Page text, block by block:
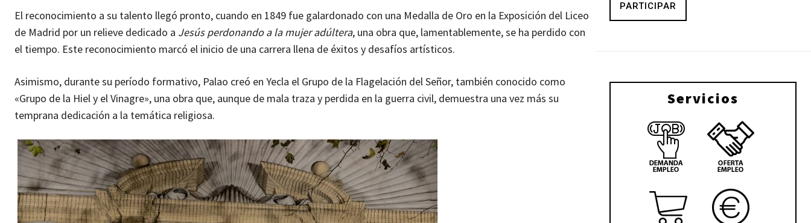
El reconocimiento a su talento llegó pronto, cuando en 1849 fue galardonado con una Medalla de Oro en la Exposición del Liceo
de Madrid por un relieve dedicado a Jesús perdonando a la mujer adúltera, una obra que, lamentablemente, se ha perdido con
el tiempo. Este reconocimiento marcó el inicio de una carrera llena de éxitos y desafíos artísticos.
Asimismo, durante su período formativo, Palao creó en Yecla el Grupo de la Flagelación del Señor, también conocido como
«Grupo de la Hiel y el Vinagre», una obra que, aunque de mala traza y perdida en la guerra civil, demuestra una vez más su
temprana dedicación a la temática religiosa.
PARTICIPAR
Servicios